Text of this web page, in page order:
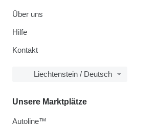
Über uns
Hilfe
Kontakt
Liechtenstein / Deutsch
Unsere Marktplätze
Autoline™